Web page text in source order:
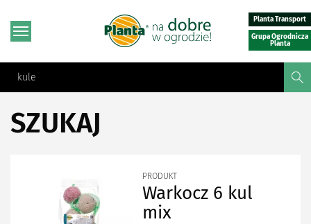
Planta Transport
Grupa Ogrodnicza
Planta
SZUKAJ
PRODUKT
Warkocz 6 kul
mix